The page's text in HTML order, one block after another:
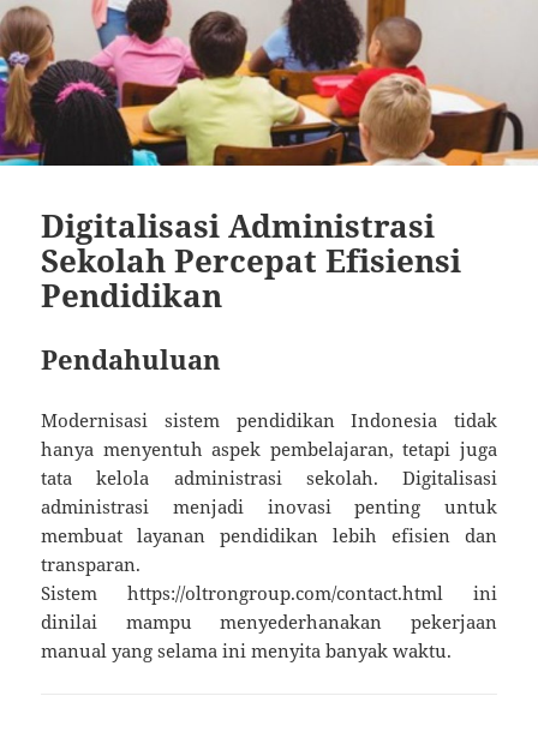
Digitalisasi Administrasi
Sekolah Percepat Efisiensi
Pendidikan
Pendahuluan
Modernisasi sistem pendidikan Indonesia tidak
hanya menyentuh aspek pembelajaran, tetapi juga
tata kelola administrasi sekolah. Digitalisasi
administrasi menjadi inovasi penting untuk
membuat layanan pendidikan lebih efisien dan
transparan.
Sistem https://oltrongroup.com/contact.html ini
dinilai mampu menyederhanakan pekerjaan
manual yang selama ini menyita banyak waktu.